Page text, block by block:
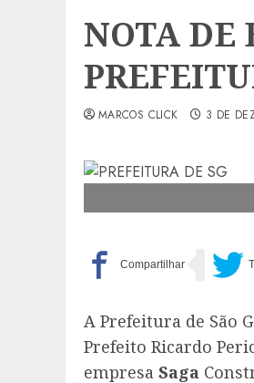
NOTA DE
MARCOS CLICK 3 DE
A Prefeitura de São
Prefeito Ricardo
empresa Saga